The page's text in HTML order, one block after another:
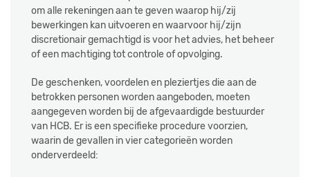
om alle rekeningen aan te geven waarop hij/zij
bewerkingen kan uitvoeren en waarvoor hij/zijn
discretionair gemachtigd is voor het advies, het beheer
of een machtiging tot controle of opvolging.
De geschenken, voordelen en pleziertjes die aan de
betrokken personen worden aangeboden, moeten
aangegeven worden bij de afgevaardigde bestuurder
van HCB. Er is een specifieke procedure voorzien,
waarin de gevallen in vier categorieën worden
onderverdeeld: